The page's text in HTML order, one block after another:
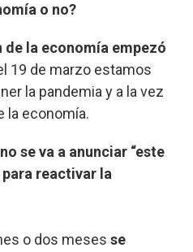
o no?
la economía empezó
19 de marzo estamos
la pandemia y a la vez
la economía.
se va a anunciar “este
reactivar la
o dos meses se